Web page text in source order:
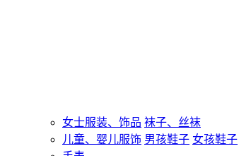
女士服装、饰品 袜子、丝袜
儿童、婴儿服饰 男孩鞋子 女孩鞋子